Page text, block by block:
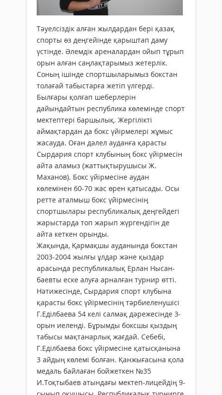
Тәуелсіздік алған жылдардан бері қазақ
спорты өз деңгейінде қарыштап даму
үстінде. Әлемдік ареналардан ойып тұрып
орын алған саңлақтарымыз жетерлік.
Соның ішінде спортшыларымыз бокстан
толағай табыстарға жетіп үлгерді.
Былғары қолғап шеберлерін
дайындайтын респуб­лика көлемінде спорт
мектептері баршылық. Жергілікті
аймақтардан да бокс үйірмелері жұмыс
жасауда. Оған дәлел ауданға қарасты
Сырдария спорт клубының бокс үйірмесін
айта аламыз (жаттықтырушысы Ж.
Маханов). Бокс үйірмесіне аудан
көлемінен 60-70 жас өрен қатысады. Осы
ретте аталмыш бокс үйірмесінің
спортшылары республикалық деңгейдегі
жарыстарда топ жарып жүргендігін де
айта кеткен орынды.
Жақында, Қармақшы ауданында бокстан
2003-2004 жылғы ұлдар және қыздар
арасында республикалық Ерлан Нысан­
баевты еске алуға арналған турнир өтті.
Нәтижесінде, Сырдария спорт клубына
қарасты бокс үйірмесінің тәрбиеленушісі
Г.Еділбаева 54 келі салмақ дәрежесінде 3-
орын иеленді. Бұрымды боксшы қыздың
табысы мақтанарлық жағдай. Себебі,
Г.Еділбаева бокс үйірмесіне қатысқанына
3 айдың көлемі болған. Қанжығасына қола
медаль байлаған бойжеткен №35
И.Тоқтыбаев атындағы мектеп-лицейдің 9-